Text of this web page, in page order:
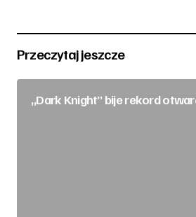
Przeczytaj jeszcze
„Dark Knight” bije rekord